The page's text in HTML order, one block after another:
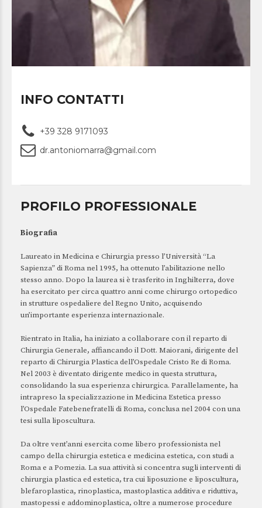
INFO CONTATTI
+39 328 9171093
dr.antoniomarra@gmail.com
PROFILO PROFESSIONALE
Biografia
Laureato in Medicina e Chirurgia presso l’Università “La
Sapienza” di Roma nel 1995, ha ottenuto l’abilitazione nello
stesso anno. Dopo la laurea si è trasferito in Inghilterra, dove
ha esercitato per circa quattro anni come chirurgo ortopedico
in strutture ospedaliere del Regno Unito, acquisendo
un’importante esperienza internazionale.
Rientrato in Italia, ha iniziato a collaborare con il reparto di
Chirurgia Generale, affiancando il Dott. Maiorani, dirigente del
reparto di Chirurgia Plastica dell’Ospedale Cristo Re di Roma.
Nel 2003 è diventato dirigente medico in questa struttura,
consolidando la sua esperienza chirurgica. Parallelamente, ha
intrapreso la specializzazione in Medicina Estetica presso
l’Ospedale Fatebenefratelli di Roma, conclusa nel 2004 con una
tesi sulla liposcultura.
Da oltre vent’anni esercita come libero professionista nel
campo della chirurgia estetica e medicina estetica, con studi a
Roma e a Pomezia. La sua attività si concentra sugli interventi di
chirurgia plastica ed estetica, tra cui liposuzione e liposcultura,
blefaroplastica, rinoplastica, mastoplastica additiva e riduttiva,
mastopessi e addominoplastica, oltre a numerose procedure